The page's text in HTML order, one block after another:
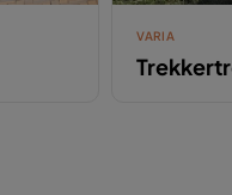
VARIA